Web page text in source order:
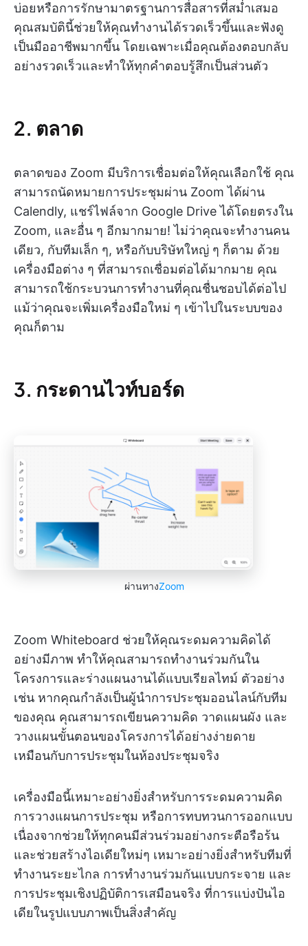
บ่อยหรือการรักษามาตรฐานการสื่อสารที่สม่ำเสมอ
คุณสมบัตินี้ช่วยให้คุณทำงานได้รวดเร็วขึ้นและฟังดู
เป็นมืออาชีพมากขึ้น โดยเฉพาะเมื่อคุณต้องตอบกลับ
อย่างรวดเร็วและทำให้ทุกคำตอบรู้สึกเป็นส่วนตัว
2. ตลาด
ตลาดของ Zoom มีบริการเชื่อมต่อให้คุณเลือกใช้ คุณ
สามารถนัดหมายการประชุมผ่าน Zoom ได้ผ่าน
Calendly, แชร์ไฟล์จาก Google Drive ได้โดยตรงใน
Zoom, และอื่น ๆ อีกมากมาย! ไม่ว่าคุณจะทำงานคน
เดียว, กับทีมเล็ก ๆ, หรือกับบริษัทใหญ่ ๆ ก็ตาม ด้วย
เครื่องมือต่าง ๆ ที่สามารถเชื่อมต่อได้มากมาย คุณ
สามารถใช้กระบวนการทำงานที่คุณชื่นชอบได้ต่อไป
แม้ว่าคุณจะเพิ่มเครื่องมือใหม่ ๆ เข้าไปในระบบของ
คุณก็ตาม
3. กระดานไวท์บอร์ด
ผ่านทางZoom
Zoom Whiteboard ช่วยให้คุณระดมความคิดได้
อย่างมีภาพ ทำให้คุณสามารถทำงานร่วมกันใน
โครงการและร่างแผนงานได้แบบเรียลไทม์ ตัวอย่าง
เช่น หากคุณกำลังเป็นผู้นำการประชุมออนไลน์กับทีม
ของคุณ คุณสามารถเขียนความคิด วาดแผนผัง และ
วางแผนขั้นตอนของโครงการได้อย่างง่ายดาย
เหมือนกับการประชุมในห้องประชุมจริง
เครื่องมือนี้เหมาะอย่างยิ่งสำหรับการระดมความคิด
การวางแผนการประชุม หรือการทบทวนการออกแบบ
เนื่องจากช่วยให้ทุกคนมีส่วนร่วมอย่างกระตือรือร้น
และช่วยสร้างไอเดียใหม่ๆ เหมาะอย่างยิ่งสำหรับทีมที่
ทำงานระยะไกล การทำงานร่วมกันแบบกระจาย และ
การประชุมเชิงปฏิบัติการเสมือนจริง ที่การแบ่งปันไอ
เดียในรูปแบบภาพเป็นสิ่งสำคัญ